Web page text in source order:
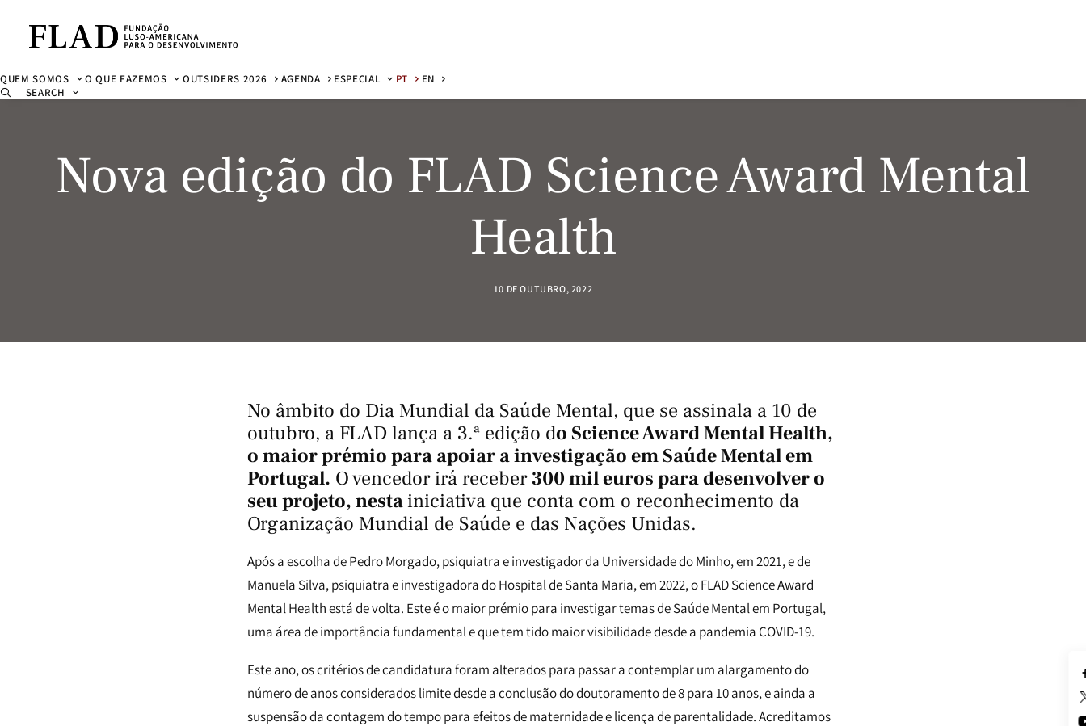
QUEM SOMOS O QUE FAZEMOS OUTSIDERS 2026 AGENDA ESPECIAL PT
EN
SEARCH
Nova edição do FLAD Science Award Mental
Health
10 DE OUTUBRO, 2022
No âmbito do Dia Mundial da Saúde Mental, que se assinala a 10 de
outubro, a FLAD lança a 3.ª edição do Science Award Mental Health,
o maior prémio para apoiar a investigação em Saúde Mental em
Portugal. O vencedor irá receber300 mil euros para desenvolver o
seu projeto, nestainiciativa que conta com o reconhecimento da
Organização Mundial de Saúde e das Nações Unidas.
Após a escolha de Pedro Morgado, psiquiatra e investigador da Universidade do Minho, em 2021, e de
Manuela Silva, psiquiatra e investigadora do Hospital de Santa Maria, em 2022, o FLAD Science Award
Mental Health está de volta. Este é o maior prémio para investigar temas de Saúde Mental em Portugal,
uma área de importância fundamental e que tem tido maior visibilidade desde a pandemia COVID-19.
Este ano, os critérios de candidatura foram alterados para passar a contemplar um alargamento do
número de anos considerados limite desde a conclusão do doutoramento de 8 para 10 anos, e ainda a
suspensão da contagem do tempo para efeitos de maternidade e licença de parentalidade. Acreditamos